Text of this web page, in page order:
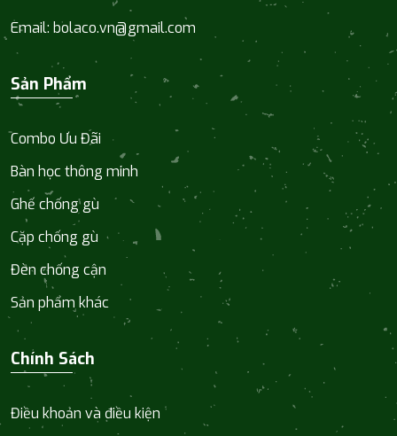
Email: bolaco.vn@gmail.com
Sản Phẩm
Combo Ưu Đãi
Bàn học thông minh
Ghế chống gù
Cặp chống gù
Đèn chống cận
Sản phẩm khác
Chính Sách
Điều khoản và điều kiện